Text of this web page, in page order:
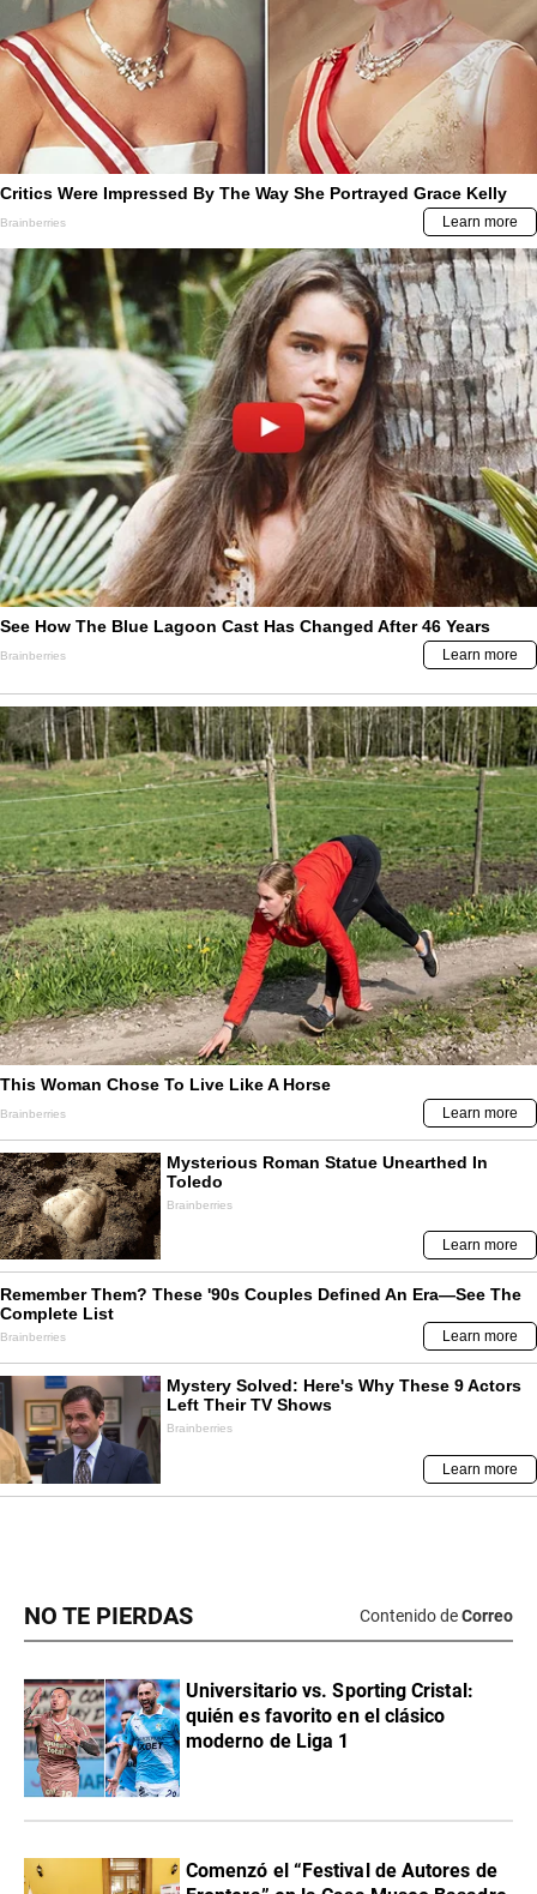
NO TE PIERDAS Contenido deCorreo
Universitario vs. Sporting Cristal:
quién es favorito en el clásico
moderno de Liga 1
Comenzó el “Festival de Autores de